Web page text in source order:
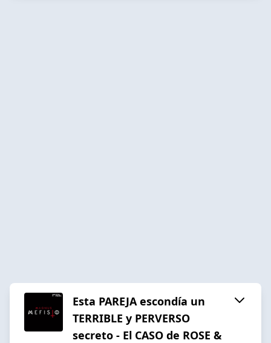
Esta PAREJA escondía un
TERRIBLE y PERVERSO
secreto - El CASO de ROSE &